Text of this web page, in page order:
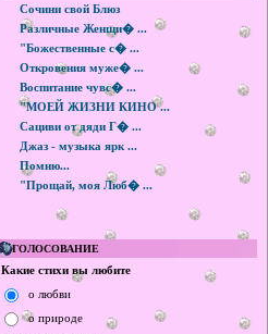
Сочини свой Блюз
Различные Женщи� ...
"Божественные с� ...
Откровения муже� ...
Воспитание чувс� ...
"МОЕЙ ЖИЗНИ КИНО ...
Сациви от дяди Г� ...
Джаз - музыка ярк ...
Помню...
"Прощай, моя Люб� ...
ГОЛОСОВАНИЕ
Какие стихи вы любите
о любви
о природе